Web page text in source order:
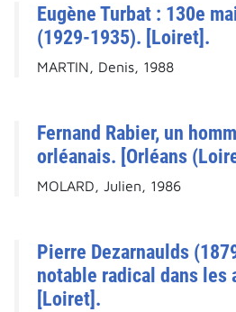
Eugène Turbat : 130e
(1929-1935). [Loiret].
MARTIN, Denis, 1988
Fernand Rabier, un
orléanais. [Orléans
MOLARD, Julien, 1986
Pierre Dezarnaulds
notable radical dans les
[Loiret].